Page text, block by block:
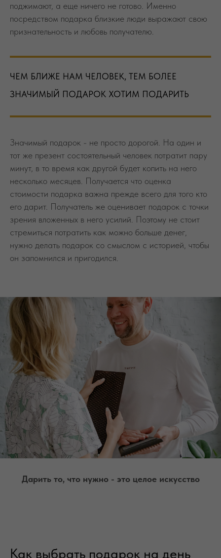
поджимают, а еще ничего не готово. Именно
посредством подарка близкие люди выражают свою
признательность и любовь получателю.
ЧЕМ БЛИЖЕ НАМ ЧЕЛОВЕК, ТЕМ БОЛЕЕ
ЗНАЧИМЫЙ ПОДАРОК ХОТИМ ПОДАРИТЬ
Значимый подарок - не просто дорогой. На один и
тот же презент состоятельный человек потратит пару
минут, в то время как другой будет копить на него
несколько месяцев. Получается что оценка
стоимости подарка важна прежде всего для того кто
его дарит. Получатель же оценивает подарок с точки
зрения вложенных в него усилий. Поэтому не стоит
стремиться потратить как можно больше денег,
нужно делать подарок со смыслом с историей, чтобы
он запомнился и пригодился.
Дарить то, что нужно - это целое искусство
Как выбрать подарок на день